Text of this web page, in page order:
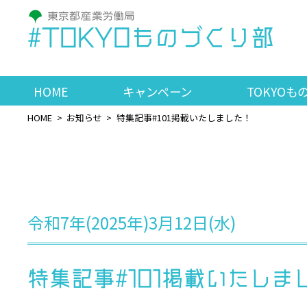
#TOKYOものづくり部
HOME キャンペーン TOKYOも
HOME お知らせ 特集記事#101掲載いたしました！
令和7年(2025年)3月12日(水)
特集記事#101掲載いたしま